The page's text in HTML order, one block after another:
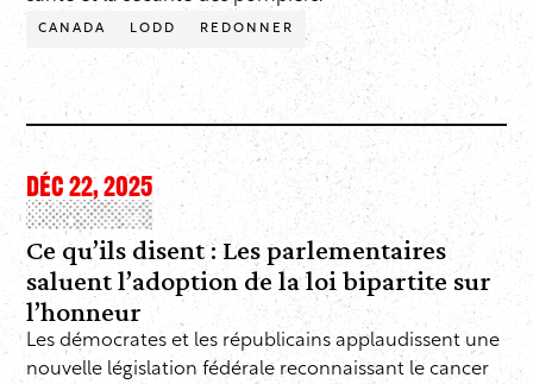
CANADA LODD REDONNER
DÉC 22, 2025
Ce qu’ils disent : Les parlementaires
saluent l’adoption de la loi bipartite sur
l’honneur
Les démocrates et les républicains applaudissent une
nouvelle législation fédérale reconnaissant le cancer